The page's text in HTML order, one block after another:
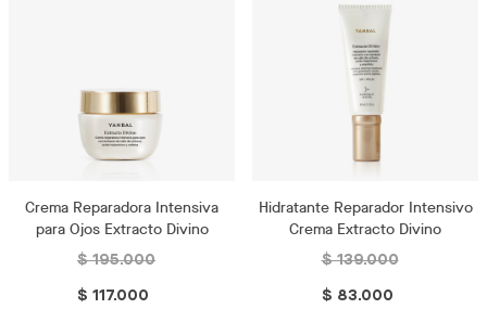
Crema Reparadora Intensiva
para Ojos Extracto Divino
$ 195.000
$ 117.000
Hidratante Reparador Intensivo
Crema Extracto Divino
$ 139.000
$ 83.000